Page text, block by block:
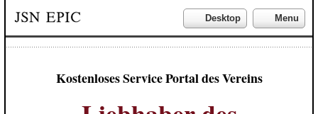
Desktop Menu
Kostenloses Service Portal des Vereins